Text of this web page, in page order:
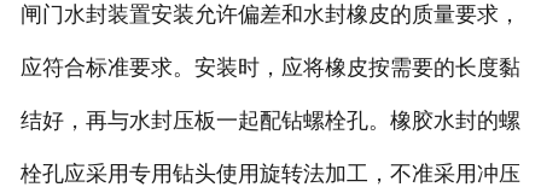
闸门水封装置安装允许偏差和水封橡皮的质量要求，
应符合标准要求。安装时，应将橡皮按需要的长度黏
结好，再与水封压板一起配钻螺栓孔。橡胶水封的螺
栓孔应采用专用钻头使用旋转法加工，不准采用冲压